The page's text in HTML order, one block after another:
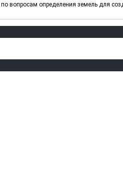
вопросам определения земель для
ЧЕЧНЯ. Обарг Варин